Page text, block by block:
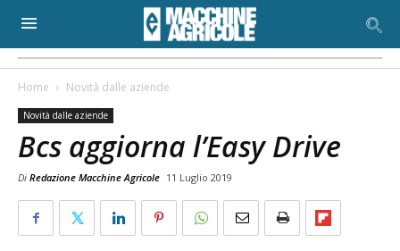
Home Novità dalle aziende
Novità dalle aziende
Bcs aggiorna l’Easy Drive
Di Redazione Macchine Agricole 11 Luglio 2019